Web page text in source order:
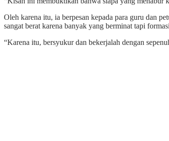
Oleh karena itu, ia berpesan kepada para guru dan
sangat berat karena banyak yang berminat tapi
“Karena itu, bersyukur dan bekerjalah dengan